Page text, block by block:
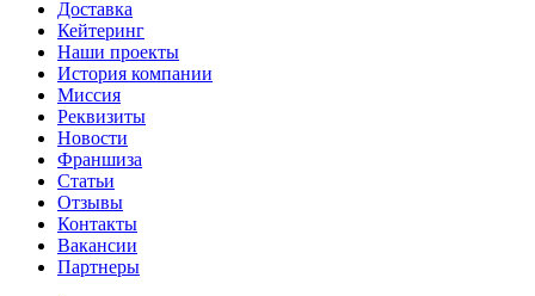
Доставка
Кейтеринг
Наши проекты
История компании
Миссия
Реквизиты
Новости
Франшиза
Статьи
Отзывы
Контакты
Вакансии
Партнеры